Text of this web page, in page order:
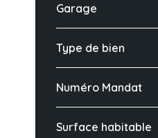
Garage
Type de bien
Numéro Mandat
Surface habitable